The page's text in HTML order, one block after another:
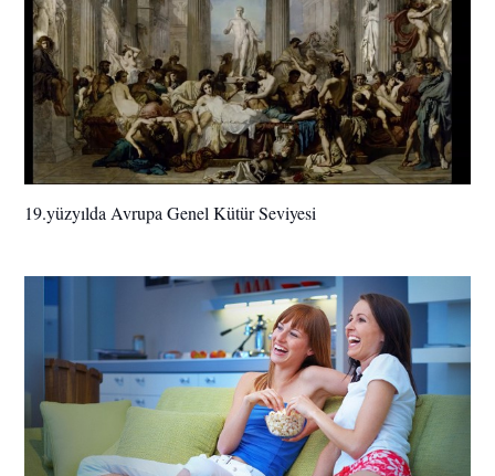
19.yüzyılda Avrupa Genel Kütür Seviyesi